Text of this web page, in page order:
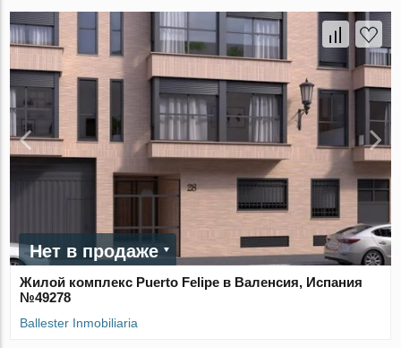
Нет в продаже
Жилой комплекс Puerto Felipe в Валенсия, Испания
№49278
Ballester Inmobiliaria